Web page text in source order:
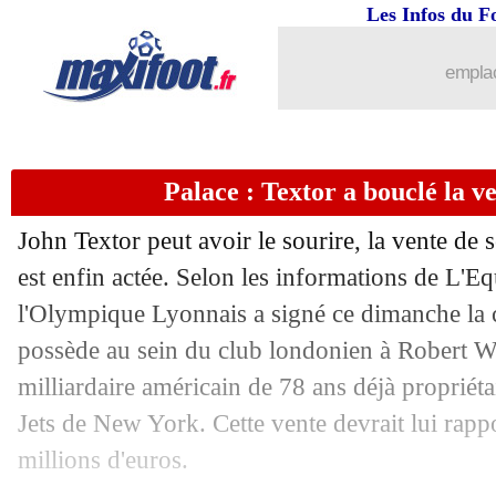
Les Infos du
Palace : Textor a bouclé la
John Textor peut avoir le sourire, la vente de
est enfin actée. Selon les informations de
l'Olympique Lyonnais a signé ce dimanche la
possède au sein du club londonien à Robert
milliardaire américain de 78 ans déjà
Jets de New York. Cette vente devrait lui
millions d'euros.
Liverpool
23/06 Lille
23/06 TFC: Sidibé va rester une saison de
23/06 Juve : R. Kolo Muani - "aller au bout"
23/06 Copenhague: Bardghji tout proche
23/06 Real : Bellingham opéré après la
23/06 L1: Canal+ sera un simple
23/06 Bilbao: Navarro signe pour 5 ans